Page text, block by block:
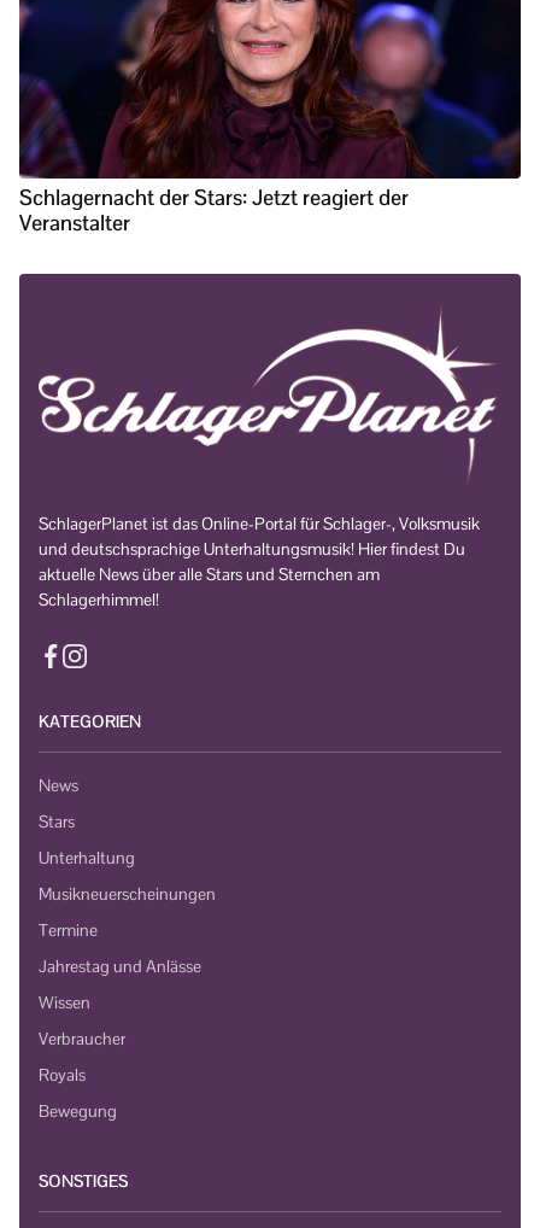
Schlagernacht der Stars: Jetzt reagiert der
Veranstalter
SchlagerPlanet ist das Online-Portal für Schlager-, Volksmusik
und deutschsprachige Unterhaltungsmusik! Hier findest Du
aktuelle News über alle Stars und Sternchen am
Schlagerhimmel!
KATEGORIEN
News
Stars
Unterhaltung
Musikneuerscheinungen
Termine
Jahrestag und Anlässe
Wissen
Verbraucher
Royals
Bewegung
SONSTIGES